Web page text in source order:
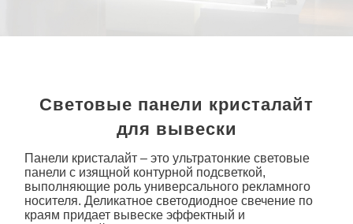
Световые панели кристалайт
для вывески
Панели кристалайт– это ультратонкие световые
панели с изящной контурной подсветкой,
выполняющие роль универсального рекламного
носителя. Деликатное светодиодное свечение по
краям придает вывеске эффектный и